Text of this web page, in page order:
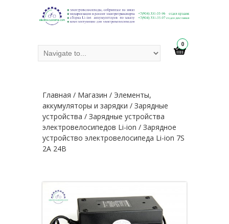
0
Главная / Магазин / Элементы,
аккумуляторы и зарядки / Зарядные
устройства / Зарядные устройства
электровелосипедов Li-ion / Зарядное
устройство электровелосипеда Li-ion 7S
2A 24В